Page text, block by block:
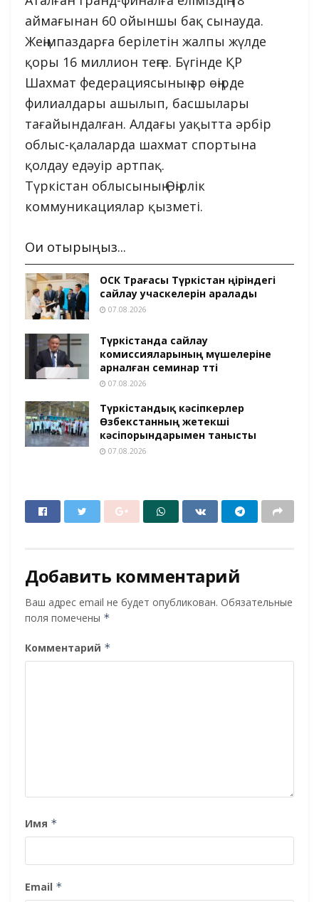
аймағынан 60 ойыншы бақ сынауда.
Жеңімпаздарға берілетін жалпы жүлде
қоры 16 миллион теңге. Бүгінде ҚР
Шахмат федерациясының әр өңірде
филиалдары ашылып, басшылары
тағайындалған. Алдағы уақытта әрбір
облыс-қалаларда шахмат спортына
қолдау едәуір артпақ.
Түркістан облысының Өңірлік
коммуникациялар қызметі.
Оқи отырыңыз...
ОСК Төрағасы Түркістан өңіріндегі
сайлау учаскелерін аралады
07.08.2026
Түркістанда сайлау
комиссияларының мүшелеріне
арналған семинар өтті
07.08.2026
Түркістандық кәсіпкерлер
Өзбекстанның жетекші
кәсіпорындарымен танысты
07.08.2026
Добавить комментарий
Ваш адрес email не будет опубликован. Обязательные
поля помечены *
Комментарий *
Имя *
Email *